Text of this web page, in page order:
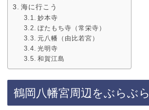
海に行こう
妙本寺
ぼたもち寺（常栄寺）
元八幡（由比若宮）
光明寺
和賀江島
鶴岡八幡宮周辺をぶらぶら